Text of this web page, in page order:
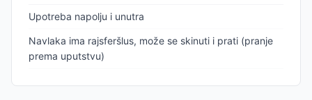
Upotreba napolju i unutra
Navlaka ima rajsferšlus, može se skinuti i prati (pranje
prema uputstvu)